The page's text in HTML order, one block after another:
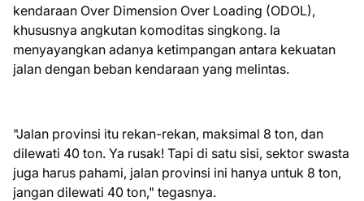
kendaraan Over Dimension Over Loading (ODOL),
khususnya angkutan komoditas singkong. Ia
menyayangkan adanya ketimpangan antara kekuatan
jalan dengan beban kendaraan yang melintas.
​"Jalan provinsi itu rekan-rekan, maksimal 8 ton, dan
dilewati 40 ton. Ya rusak! Tapi di satu sisi, sektor swasta
juga harus pahami, jalan provinsi ini hanya untuk 8 ton,
jangan dilewati 40 ton," tegasnya.